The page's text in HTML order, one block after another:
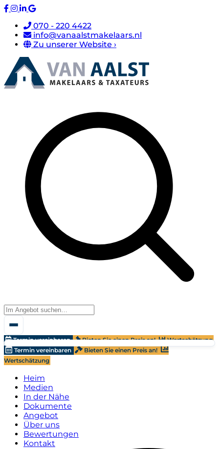
070 - 220 4422
info@vanaalstmakelaars.nl
Zu unserer Website ›
Termin vereinbaren Bieten Sie einen Preis an!
Wertschätzung
Termin vereinbaren
Bieten Sie einen Preis an!
Wertschätzung
Heim
Medien
In der Nähe
Dokumente
Angebot
Über uns
Bewertungen
Kontakt